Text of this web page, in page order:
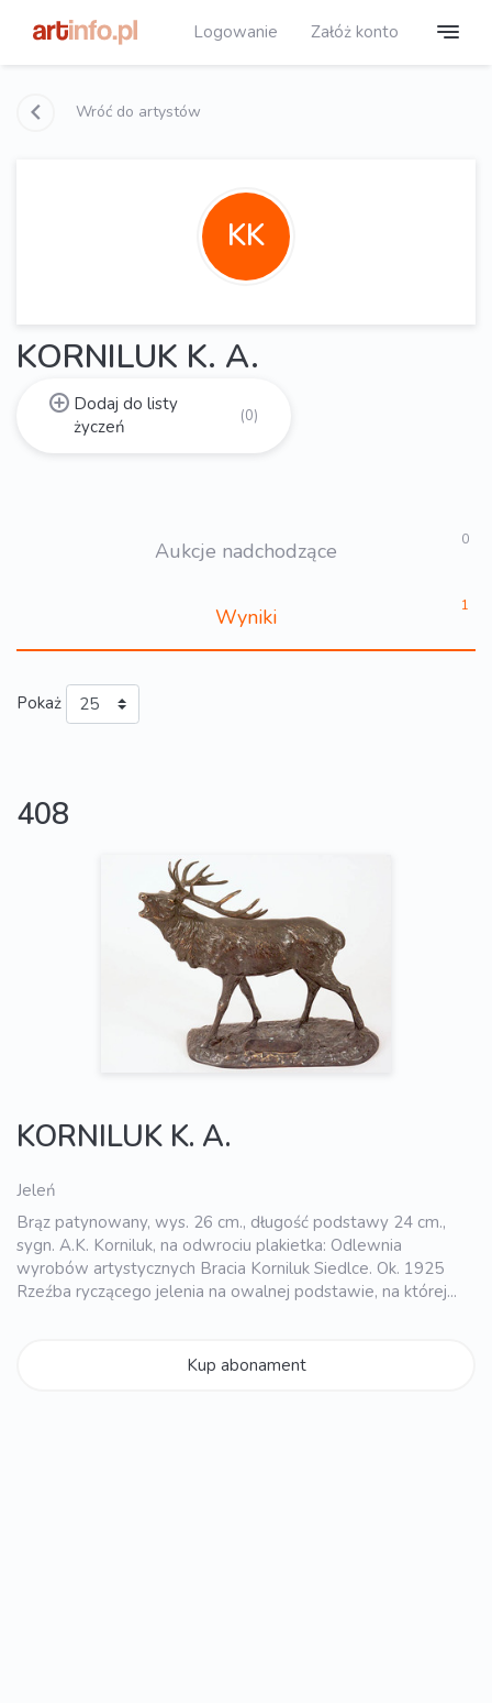
Logowanie Załóż konto
Wróć do artystów
KK
KORNILUK K. A.
Dodaj do listy
życzeń
(0)
Aukcje nadchodzące 0
Wyniki 1
Pokaż
408
KORNILUK K. A.
Jeleń
Brąz patynowany, wys. 26 cm., długość podstawy 24 cm.,
sygn. A.K. Korniluk, na odwrociu plakietka: Odlewnia
wyrobów artystycznych Bracia Korniluk Siedlce. Ok. 1925
Rzeźba ryczącego jelenia na owalnej podstawie, na której...
Kup abonament